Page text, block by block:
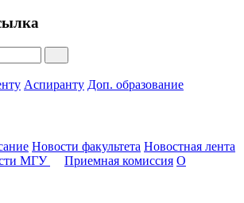
Аспиранту Доп. образование
Новости факультета Новостная лента
МГУ Приемная комиссия О